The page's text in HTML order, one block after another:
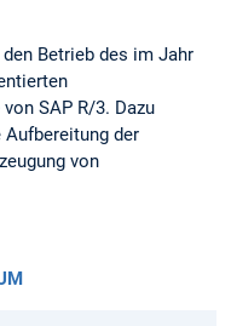
Betrieb des im Jahr
SAP R/3. Dazu
Aufbereitung der
von